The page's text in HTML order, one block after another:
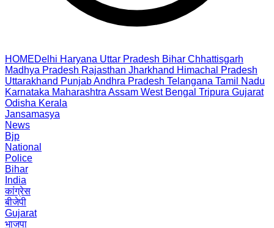
HOMEDelhi Haryana Uttar Pradesh Bihar Chhattisgarh
Madhya Pradesh Rajasthan Jharkhand Himachal Pradesh
Uttarakhand PunjabAndhra Pradesh Telangana Tamil Nadu
Karnataka Maharashtra Assam West Bengal Tripura Gujarat
Odisha Kerala
Jansamasya
News
Bjp
National
Police
Bihar
India
कांग्रेस
बीजेपी
Gujarat
भाजपा